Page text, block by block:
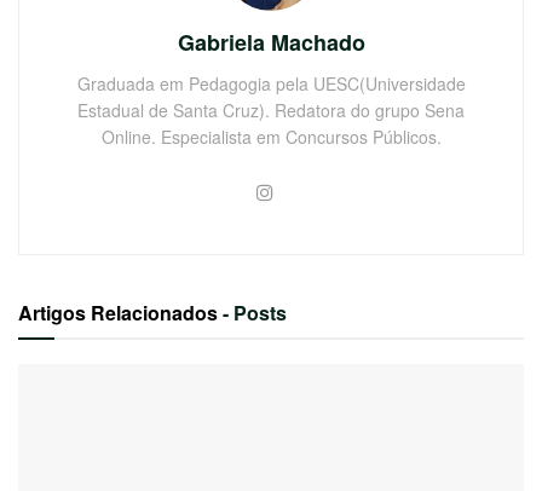
Gabriela Machado
Graduada em Pedagogia pela UESC(Universidade
Estadual de Santa Cruz). Redatora do grupo Sena
Online. Especialista em Concursos Públicos.
Artigos Relacionados- Posts